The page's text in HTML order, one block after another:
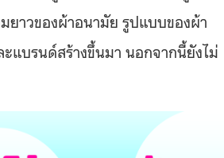
าวของผ้าอนามัย รูปแบบของผ้า
แบรนด์สร้างขึ้นมา นอกจากนี้ยังไม่